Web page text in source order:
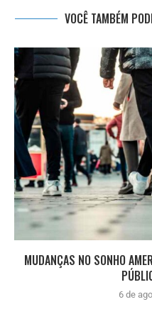
VOCÊ TAMBÉM
MUDANÇAS NO SONHO
6 de